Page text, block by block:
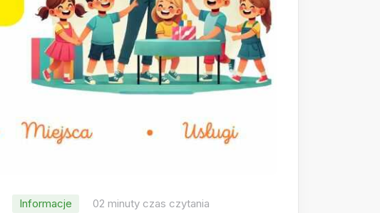
Informacje 02 minuty czas czytania